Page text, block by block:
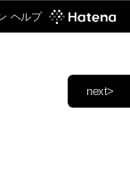
ヘルプ
next>